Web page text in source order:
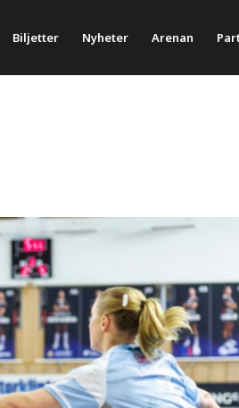
Biljetter Nyheter Arenan